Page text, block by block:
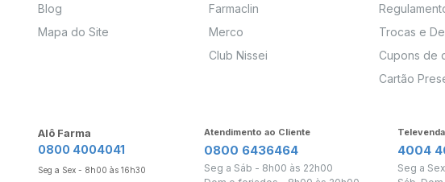
Blog
Mapa do Site
Farmaclin
Merco
Club Nissei
Trocas e
Cupons de
Cartão
Alô Farma
0800 4004041
Seg a Sex - 8h00 às 16h30
Atendimento ao Cliente
0800 6436464
Seg a Sáb - 8h00 às 22h00
4004
Seg a